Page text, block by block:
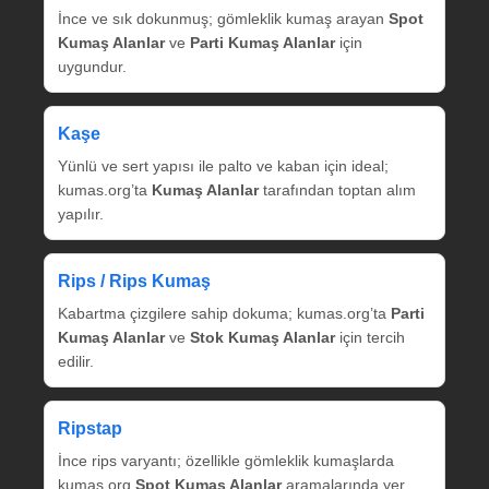
İnce ve sık dokunmuş; gömleklik kumaş arayan Spot
Kumaş Alanlarve Parti Kumaş Alanlariçin
uygundur.
Kaşe
Yünlü ve sert yapısı ile palto ve kaban için ideal;
kumas.org’ta Kumaş Alanlartarafından toptan alım
yapılır.
Rips / Rips Kumaş
Kabartma çizgilere sahip dokuma; kumas.org’ta Parti
Kumaş Alanlarve Stok Kumaş Alanlariçin tercih
edilir.
Ripstap
İnce rips varyantı; özellikle gömleklik kumaşlarda
kumas.org Spot Kumaş Alanlararamalarında yer